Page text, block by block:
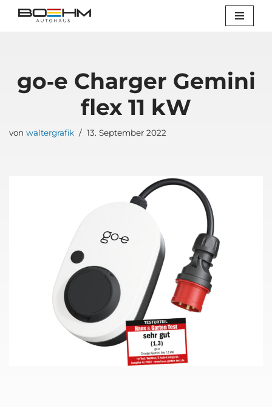
go‑e Char­ger Gemi­ni
flex 11 kW
von waltergrafik 13. September 2022